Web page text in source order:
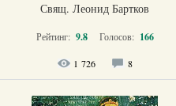
Свящ. Леонид Бартков
Рейтинг: 9.8 Голосов: 166
1 726 8